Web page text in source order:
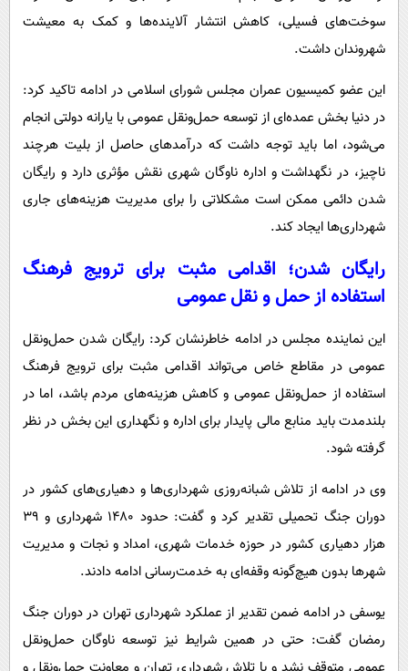
سوخت‌های فسیلی، کاهش انتشار آلاینده‌ها و کمک به معیشت
شهروندان داشت.
این عضو کمیسیون عمران مجلس شورای اسلامی در ادامه تاکید کرد:
در دنیا بخش عمده‌ای از توسعه حمل‌ونقل عمومی با یارانه دولتی انجام
می‌شود، اما باید توجه داشت که درآمدهای حاصل از بلیت هرچند
ناچیز، در نگهداشت و اداره ناوگان شهری نقش مؤثری دارد و رایگان
شدن دائمی ممکن است مشکلاتی را برای مدیریت هزینه‌های جاری
شهرداری‌ها ایجاد کند.
رایگان شدن؛ اقدامی مثبت برای ترویج فرهنگ
استفاده از حمل و نقل عمومی
این نماینده مجلس در ادامه خاطرنشان کرد: رایگان شدن حمل‌ونقل
عمومی در مقاطع خاص می‌تواند اقدامی مثبت برای ترویج فرهنگ
استفاده از حمل‌ونقل عمومی و کاهش هزینه‌های مردم باشد، اما در
بلندمدت باید منابع مالی پایدار برای اداره و نگهداری این بخش در نظر
گرفته شود.
وی در ادامه از تلاش شبانه‌روزی شهرداری‌ها و دهیاری‌های کشور در
دوران جنگ تحمیلی تقدیر کرد و گفت: حدود ۱۴۸۰ شهرداری و ۳۹
هزار دهیاری کشور در حوزه خدمات شهری، امداد و نجات و مدیریت
شهرها بدون هیچ‌گونه وقفه‌ای به خدمت‌رسانی ادامه دادند.
یوسفی در ادامه ضمن تقدیر از عملکرد شهرداری تهران در دوران جنگ
رمضان گفت: حتی در همین شرایط نیز توسعه ناوگان حمل‌ونقل